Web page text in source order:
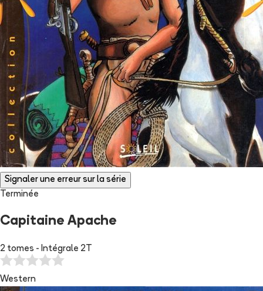
Signaler une erreur sur la série
Terminée
Capitaine Apache
2 tomes - Intégrale 2T
Western